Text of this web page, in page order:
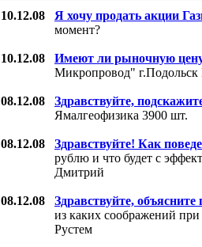
10.12.08 Я хочу продать акции
момент?
10.12.08
Имеют ли рыночную
Микропровод"
08.12.08
Здравствуйте,
Ямалгеофизика 3900 шт.
08.12.08
Здравствуйте! Как
рублю и что будет с
Дмитрий
08.12.08
Здравствуйте, объясните
из каких соображений
Рустем